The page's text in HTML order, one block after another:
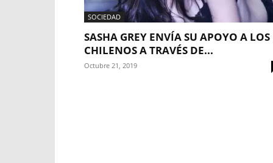
SOCIEDAD
SASHA GREY ENVÍA SU APOYO A LOS
CHILENOS A TRAVÉS DE...
Octubre 21, 2019